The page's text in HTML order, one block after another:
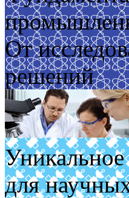
От
решений
для